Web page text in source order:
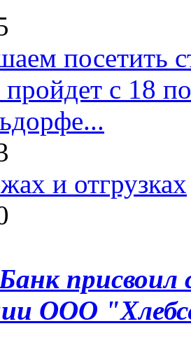
посетить
пройдет с 18
и отгрузках
присвоил
ООО